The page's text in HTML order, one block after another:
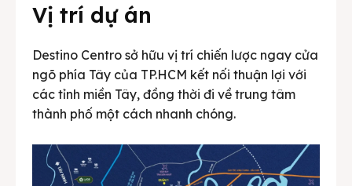
Vị trí dự án
Destino Centro sở hữu vị trí chiến lược ngay cửa
ngõ phía Tây của TP.HCM kết nối thuận lợi với
các tỉnh miền Tây, đồng thời đi về trung tâm
thành phố một cách nhanh chóng.